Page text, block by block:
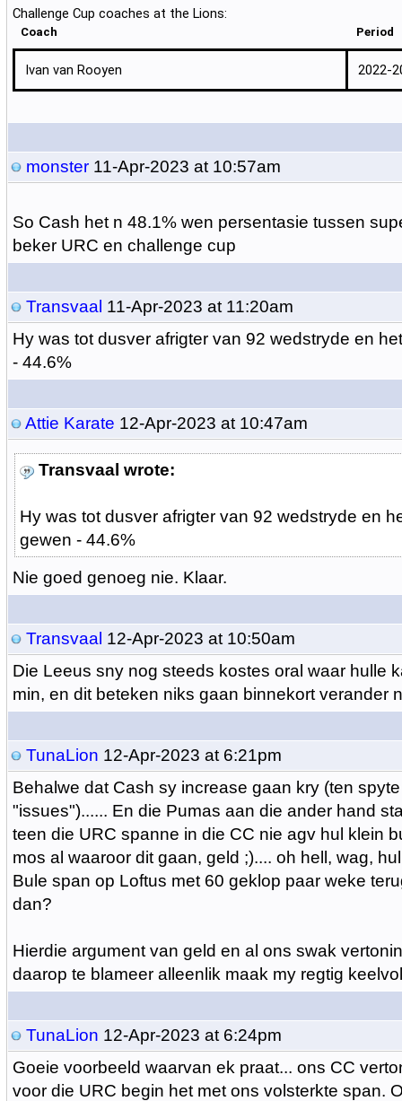
Challenge Cup coaches at the Lions:
Coach Period
Ivan van Rooyen 2022-
monster11-Apr-2023 at 10:57am
So Cash het n 48.1% wen persentasie tussen
beker URC en challenge cup
Transvaal 11-Apr-2023 at 11:20am
Hy was tot dusver afrigter van 92 wedstryde en
- 44.6%
Attie Karate 12-Apr-2023 at 10:47am
Transvaal wrote:
Hy was tot dusver afrigter van 92 wedstryde en
gewen - 44.6%
Nie goed genoeg nie. Klaar.
Transvaal 12-Apr-2023 at 10:50am
Die Leeus sny nog steeds kostes oral waar hulle
min, en dit beteken niks gaan binnekort verander
TunaLion 12-Apr-2023 at 6:21pm
Behalwe dat Cash sy increase gaan kry (ten
"issues")...... En die Pumas aan die ander hand
teen die URC spanne in die CC nie agv hul klein
mos al waaroor dit gaan, geld ;).... oh hell, wag,
Bule span op Loftus met 60 geklop paar weke
dan?
Hierdie argument van geld en al ons swak
daarop te blameer alleenlik maak my regtig
TunaLion 12-Apr-2023 at 6:24pm
Goeie voorbeeld waarvan ek praat... ons CC
voor die URC begin het met ons volsterkte span.